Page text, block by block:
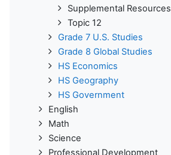
Supplemental Resources
Topic 12
Grade 7 U.S. Studies
Grade 8 Global Studies
HS Economics
HS Geography
HS Government
English
Math
Science
Professional Development